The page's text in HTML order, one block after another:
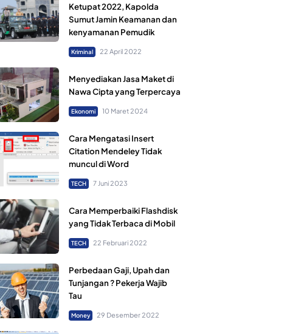
Ketupat 2022, Kapolda
Sumut Jamin Keamanan dan
kenyamanan Pemudik
Kriminal 22 April 2022
Menyediakan Jasa Maket di
Nawa Cipta yang Terpercaya
Ekonomi 10 Maret 2024
Cara Mengatasi Insert
Citation Mendeley Tidak
muncul di Word
TECH 7 Juni 2023
Cara Memperbaiki Flashdisk
yang Tidak Terbaca di Mobil
TECH 22 Februari 2022
Perbedaan Gaji, Upah dan
Tunjangan ? Pekerja Wajib
Tau
Money 29 Desember 2022